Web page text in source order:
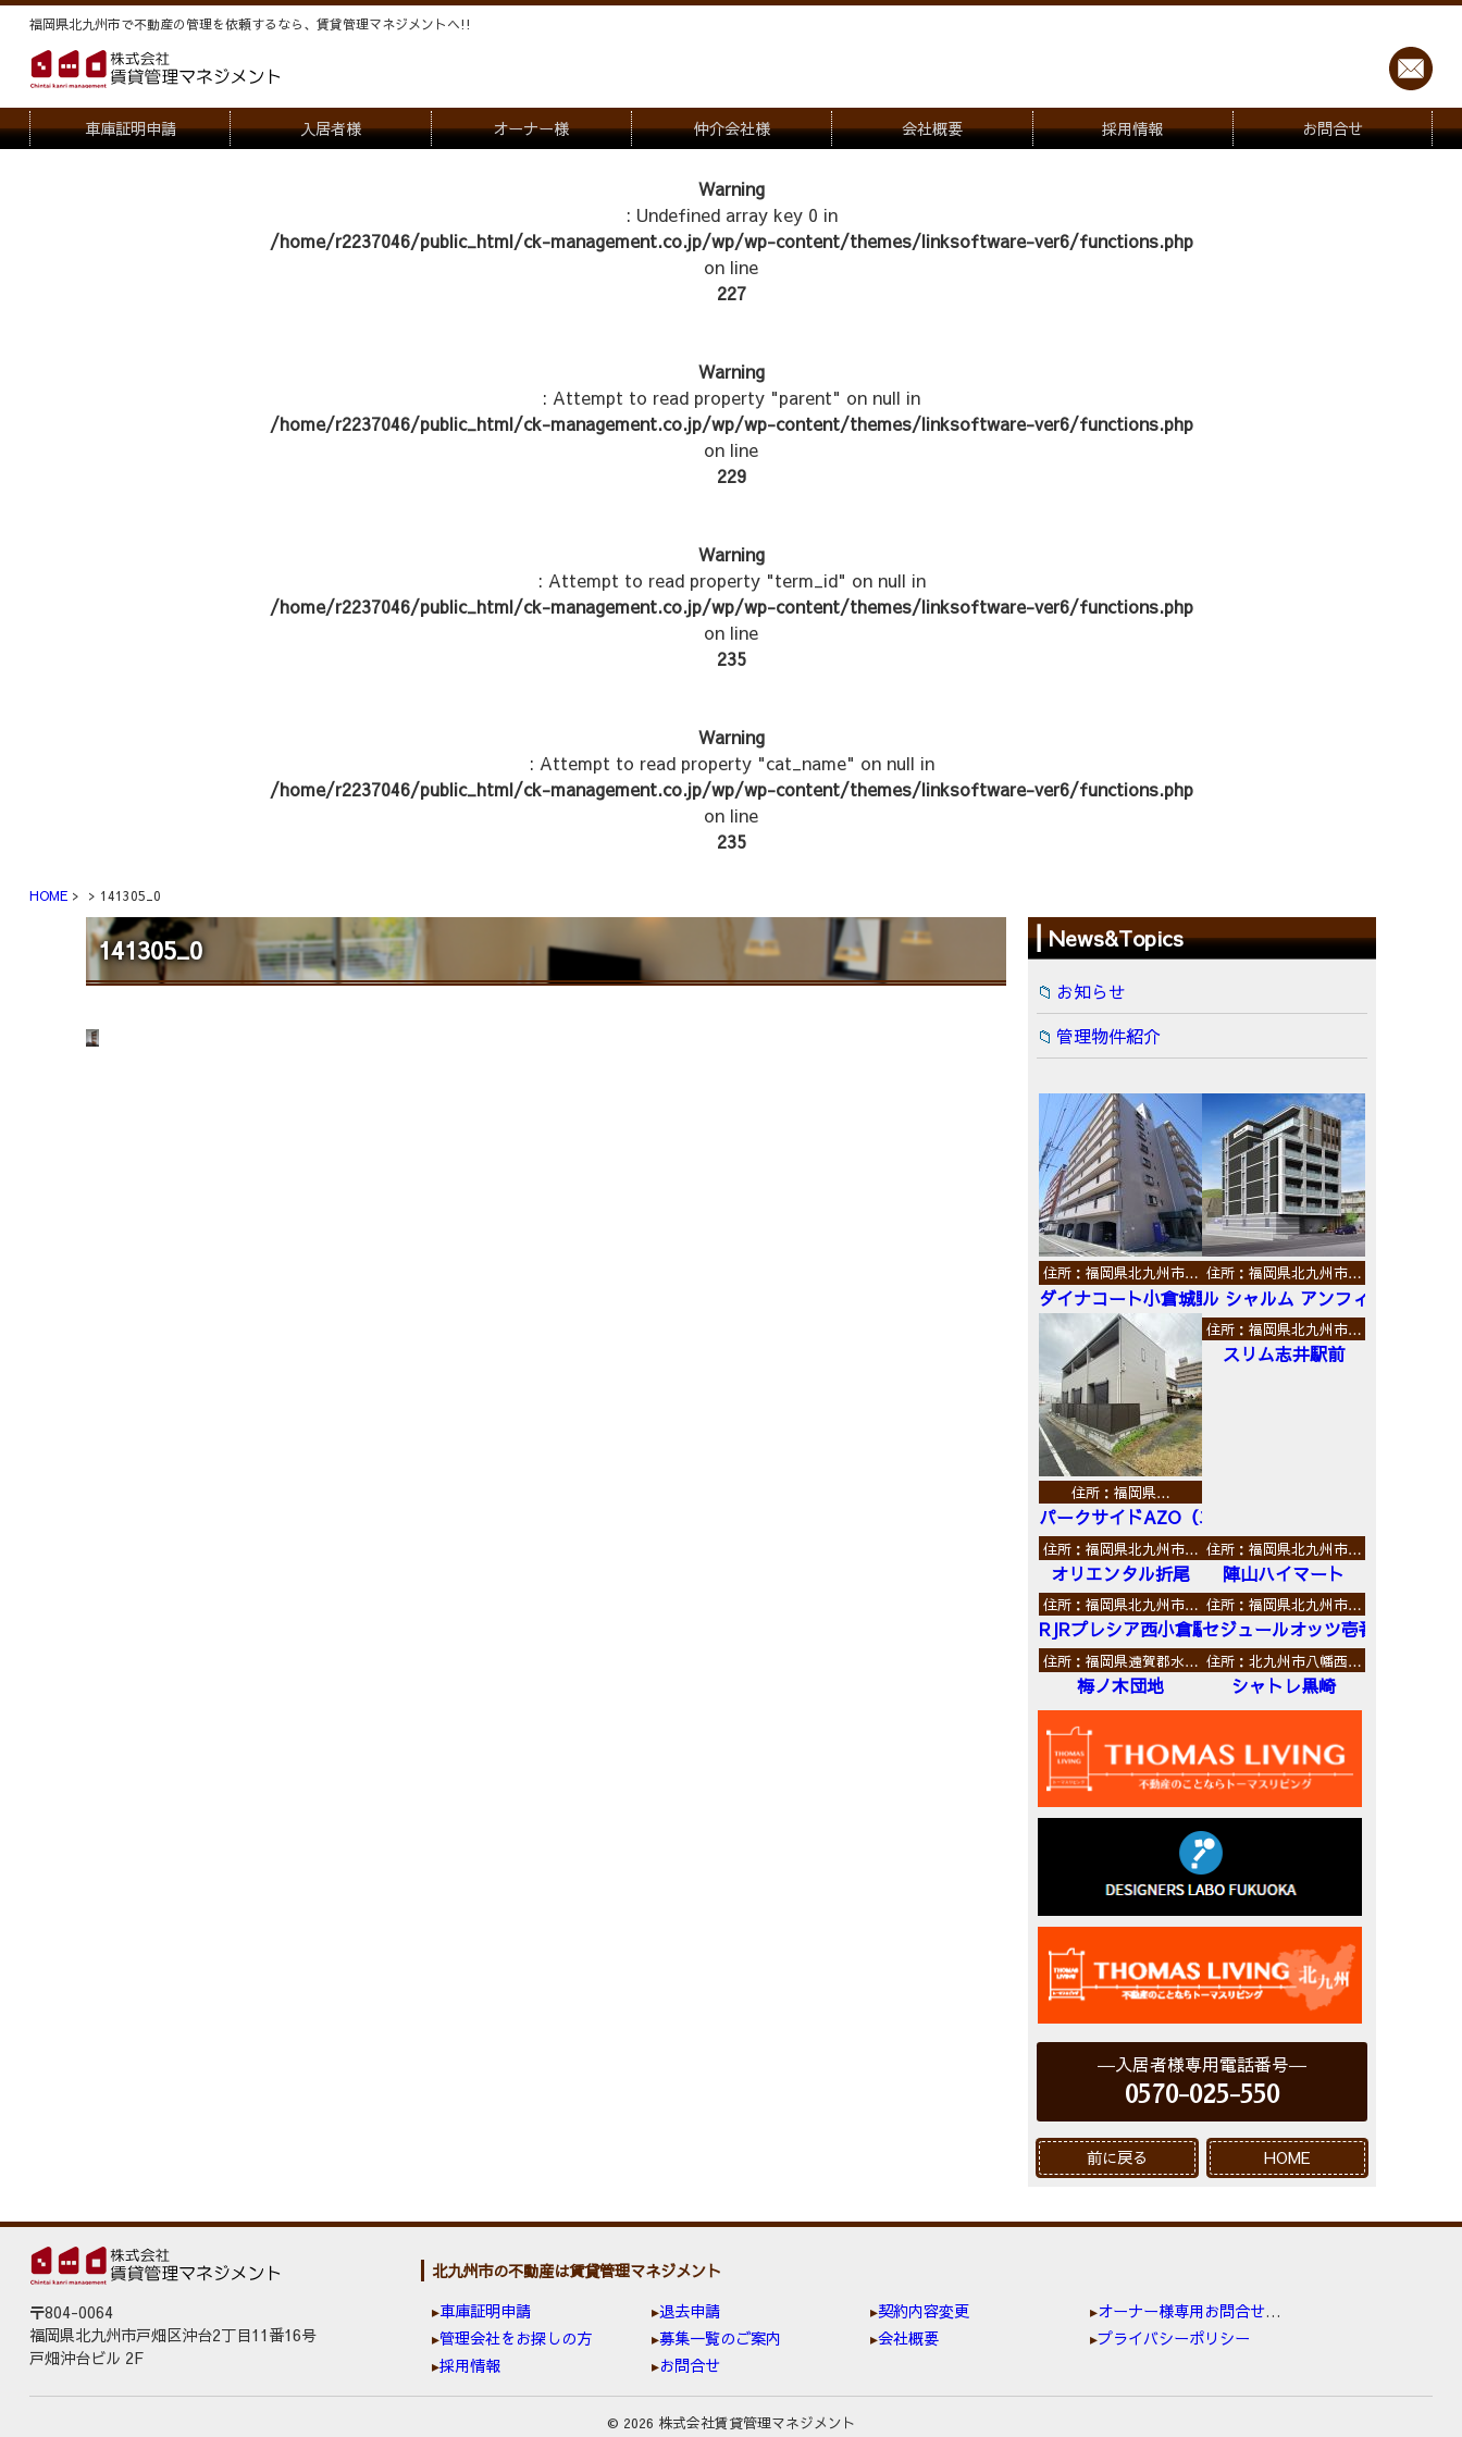
福岡県北九州市で不動産の管理を依頼するなら、賃貸管理マネジメントヘ!!
車庫証明申請 入居者様 オーナー様 仲介会社様
物件写真
管理物件紹介
会社概要 採用情報 お問合せ
Warning
: Undefined array key 0 in
/home/r2237046/public_html/ck-management.co.jp/wp/wp-content/themes/linksoftware-ver6/functions.php
on line
227
Warning
: Attempt to read property "parent" on null in
/home/r2237046/public_html/ck-management.co.jp/wp/wp-content/themes/linksoftware-ver6/functions.php
on line
229
Warning
: Attempt to read property "term_id" on null in
/home/r2237046/public_html/ck-management.co.jp/wp/wp-content/themes/linksoftware-ver6/functions.php
on line
235
Warning
: Attempt to read property "cat_name" on null in
/home/r2237046/public_html/ck-management.co.jp/wp/wp-content/themes/linksoftware-ver6/functions.php
on line
235
HOME 141305_0
141305_0 News&Topics
お知らせ
管理物件紹介
住所：福岡県北九州市…
ダイナコート小倉城野
住所：福岡県北九州市…
ル シャルム アンフィニ
住所：福岡県…
パークサイドAZO（エーゼットオー）
住所：福岡県北九州市…
スリム志井駅前
住所：福岡県北九州市…
オリエンタル折尾
住所：福岡県北九州市…
陣山ハイマート
住所：福岡県北九州市…
RJRプレシア西小倉駅前
住所：福岡県北九州市…
セジュールオッツ壱番館
住所：福岡県遠賀郡水…
梅ノ木団地
住所：北九州市八幡西…
シャトレ黒崎
入居者様専用電話番号
0570-025-550
前に戻る HOME
〒804-0064
福岡県北九州市戸畑区沖台2丁目11番16号
戸畑沖台ビル 2F
北九州市の不動産は賃貸管理マネジメント
車庫証明申請
退去申請 契約内容変更
オーナー様専用お問合せ窓口
管理会社をお探しの方
募集一覧のご案内 会社概要
プライバシーポリシー
採用情報
お問合せ
© 2026 株式会社賃貸管理マネジメント